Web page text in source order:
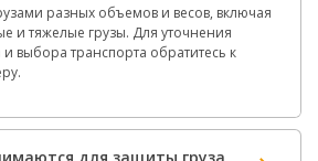
разных объемов и весов, включая
и тяжелые грузы. Для уточнения
выбора транспорта обратитесь к
для защиты груза